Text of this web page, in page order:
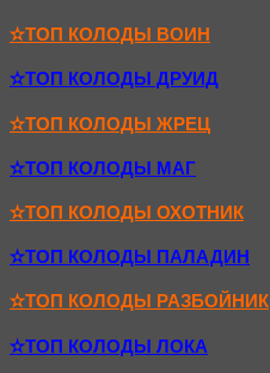
✫ТОП КОЛОДЫ ВОИН
✫ТОП КОЛОДЫ ДРУИД
✫ТОП КОЛОДЫ ЖРЕЦ
✫ТОП КОЛОДЫ МАГ
✫ТОП КОЛОДЫ ОХОТНИК
✫ТОП КОЛОДЫ ПАЛАДИН
✫ТОП КОЛОДЫ РАЗБОЙНИК
✫ТОП КОЛОДЫ ЛОКА